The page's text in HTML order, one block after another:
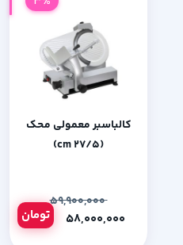
کالباسبر معمولی محک
(27/5 cm)
۵۹,۹۰۰,۰۰۰
تومان